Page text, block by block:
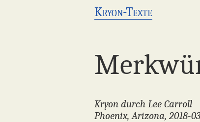
Kryon-Texte
Kryon durch Lee Carroll
Phoenix, Arizona, 2018-